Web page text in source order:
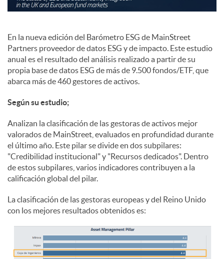
c
o
n
t
e
n
i
d
En la nueva edición del Barómetro ESG de MainStreet
Partners proveedor de datos ESG y de impacto. Este estudio
anual es el resultado del análisis realizado a partir de su
propia base de datos ESG de más de 9.500 fondos/ETF, que
abarca más de 460 gestores de activos.
Según su estudio;
Analizan la clasificación de las gestoras de activos mejor
valorados de MainStreet, evaluados en profundidad durante
el último año. Este pilar se divide en dos subpilares:
"Credibilidad institucional" y "Recursos dedicados". Dentro
de estos subpilares, varios indicadores contribuyen a la
calificación global del pilar.
La clasificación de las gestoras europeas y del Reino Unido
con los mejores resultados obtenidos es: